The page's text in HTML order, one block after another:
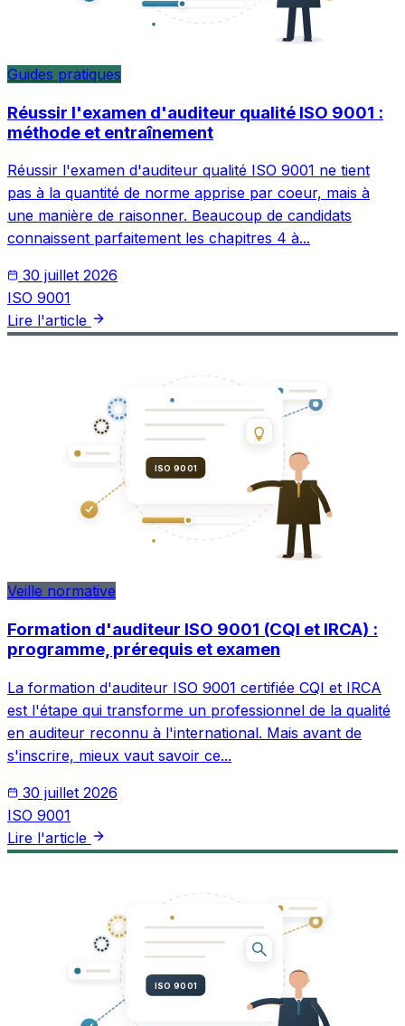
Guides pratiques
Réussir l'examen d'auditeur qualité ISO 9001 :
méthode et entraînement
Réussir l'examen d'auditeur qualité ISO 9001 ne tient
pas à la quantité de norme apprise par coeur, mais à
une manière de raisonner. Beaucoup de candidats
connaissent parfaitement les chapitres 4 à...
30 juillet 2026
ISO 9001
Lire l'article
ISO 9001
Veille normative
Formation d'auditeur ISO 9001 (CQI et IRCA) :
programme, prérequis et examen
La formation d'auditeur ISO 9001 certifiée CQI et IRCA
est l'étape qui transforme un professionnel de la qualité
en auditeur reconnu à l'international. Mais avant de
s'inscrire, mieux vaut savoir ce...
30 juillet 2026
ISO 9001
Lire l'article
ISO 9001